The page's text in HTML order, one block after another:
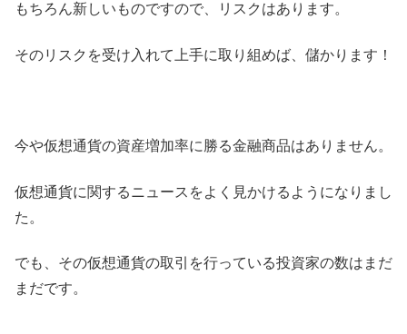
もちろん新しいものですので、リスクはあります。
そのリスクを受け入れて上手に取り組めば、儲かります！
今や仮想通貨の資産増加率に勝る金融商品はありません。
仮想通貨に関するニュースをよく見かけるようになりまし
た。
でも、その仮想通貨の取引を行っている投資家の数はまだ
まだです。